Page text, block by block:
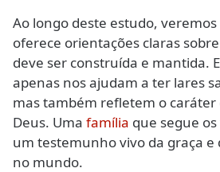
Ao longo deste estudo, veremos
oferece orientações claras
deve ser construída e mantida.
apenas nos ajudam a ter lares
mas também refletem o caráter
Deus. Uma família que segue
um testemunho vivo da graça e
no mundo.